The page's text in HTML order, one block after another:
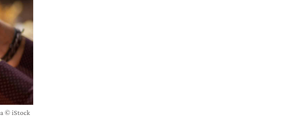
© iStock